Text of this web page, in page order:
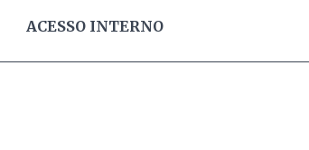
ACESSO INTERNO